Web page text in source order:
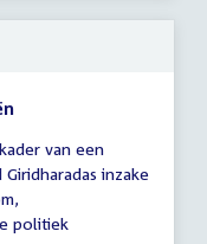
van een
inzake
politiek